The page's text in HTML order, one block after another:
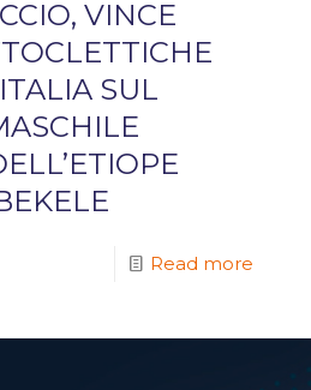
VINCE
SUL
Read more